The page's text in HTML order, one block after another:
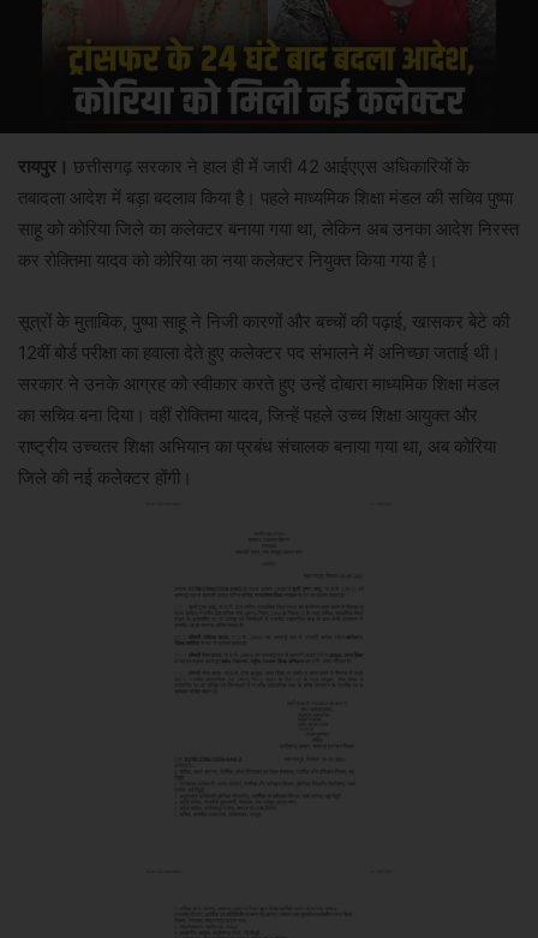
रायपुर। छत्तीसगढ़ सरकार ने हाल ही में जारी 42 आईएएस अधिकारियों के
तबादला आदेश में बड़ा बदलाव किया है। पहले माध्यमिक शिक्षा मंडल की सचिव पुष्पा
साहू को कोरिया जिले का कलेक्टर बनाया गया था, लेकिन अब उनका आदेश निरस्त
कर रोक्तिमा यादव को कोरिया का नया कलेक्टर नियुक्त किया गया है।
सूत्रों के मुताबिक, पुष्पा साहू ने निजी कारणों और बच्चों की पढ़ाई, खासकर बेटे की
12वीं बोर्ड परीक्षा का हवाला देते हुए कलेक्टर पद संभालने में अनिच्छा जताई थी।
सरकार ने उनके आग्रह को स्वीकार करते हुए उन्हें दोबारा माध्यमिक शिक्षा मंडल
का सचिव बना दिया। वहीं रोक्तिमा यादव, जिन्हें पहले उच्च शिक्षा आयुक्त और
राष्ट्रीय उच्चतर शिक्षा अभियान का प्रबंध संचालक बनाया गया था, अब कोरिया
जिले की नई कलेक्टर होंगी।